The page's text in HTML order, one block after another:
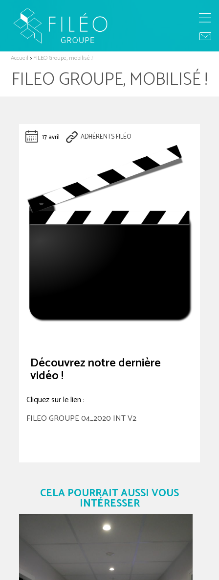
Accueil > FILEO Groupe, mobilisé !
FILEO GROUPE, MOBILISÉ !
17 avril ADHÉRENTS FILÉO
Découvrez notre dernière
vidéo !
Cliquez sur le lien :
FILEO GROUPE 04_2020 INT V2
CELA POURRAIT AUSSI VOUS
INTÉRESSER